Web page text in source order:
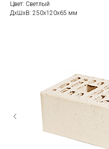
Цвет: Светлый
ДxШxВ: 250x120x65 мм